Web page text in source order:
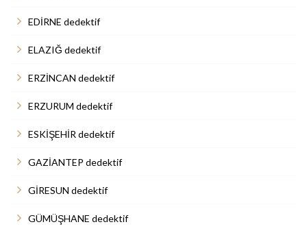
EDİRNE dedektif
ELAZIĞ dedektif
ERZİNCAN dedektif
ERZURUM dedektif
ESKİŞEHİR dedektif
GAZİANTEP dedektif
GİRESUN dedektif
GÜMÜŞHANE dedektif